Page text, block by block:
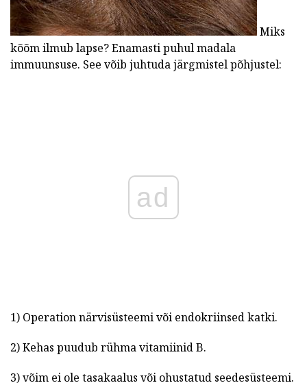
Miks
kõõm ilmub lapse? Enamasti puhul madala
immuunsuse. See võib juhtuda järgmistel põhjustel:
ad
1) Operation närvisüsteemi või endokriinsed katki.
2) Kehas puudub rühma vitamiinid B.
3) võim ei ole tasakaalus või ohustatud seedesüsteemi.